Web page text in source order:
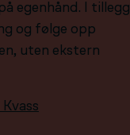
egenhånd. I tillegg
og følge opp
uten ekstern